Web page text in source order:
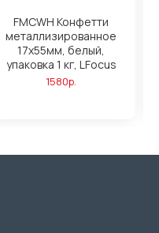
FMCWH Конфетти
металлизированное
17х55мм, белый,
упаковка 1 кг, LFocus
1580р.